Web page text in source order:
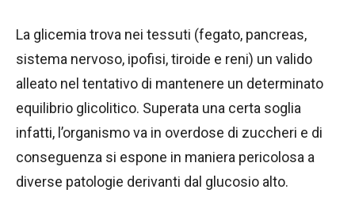
La glicemia trova nei tessuti (fegato, pancreas,
sistema nervoso, ipofisi, tiroide e reni) un valido
alleato nel tentativo di mantenere un determinato
equilibrio glicolitico. Superata una certa soglia
infatti, l’organismo va in overdose di zuccheri e di
conseguenza si espone in maniera pericolosa a
diverse patologie derivanti dal glucosio alto.